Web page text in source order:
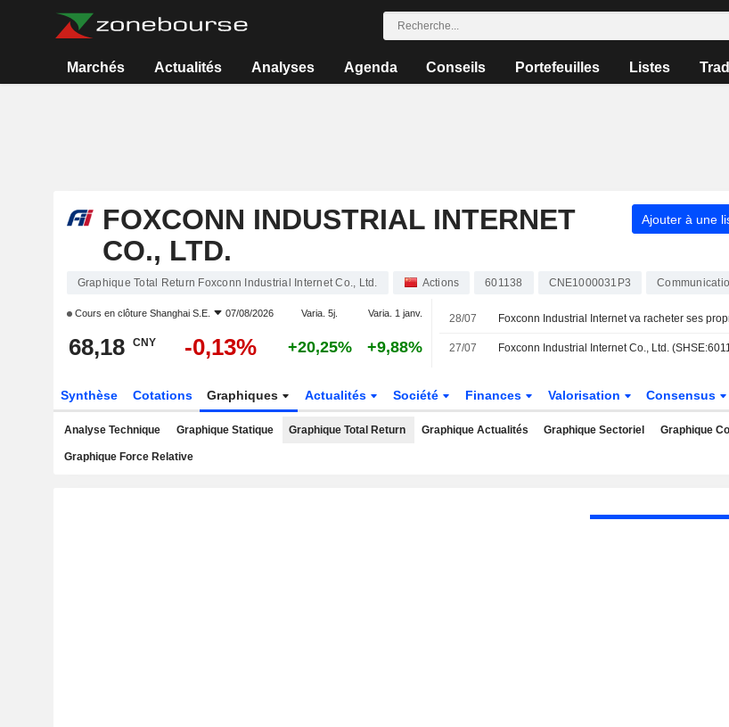
Marchés Actualités Analyses Agenda Conseils Portefeuilles Listes
FOXCONN INDUSTRIAL INTERNET
CO., LTD.
Ajouter à une
Graphique Total Return Foxconn Industrial Internet Co., Ltd. Actions 601138 CNE1000031P3
Cours en clôture Shanghai S.E. 07/08/2026 Varia. 5j. Varia. 1 janv.
68,18 CNY -0,13% +20,25% +9,88%
28/07
27/07
Synthèse Cotations Graphiques Actualités Société Finances Valorisation Consensus
Analyse Technique Graphique Statique Graphique Total Return Graphique Actualités Graphique Sectoriel Graphique
Graphique Force Relative